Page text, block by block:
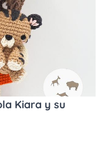
Kiara y su